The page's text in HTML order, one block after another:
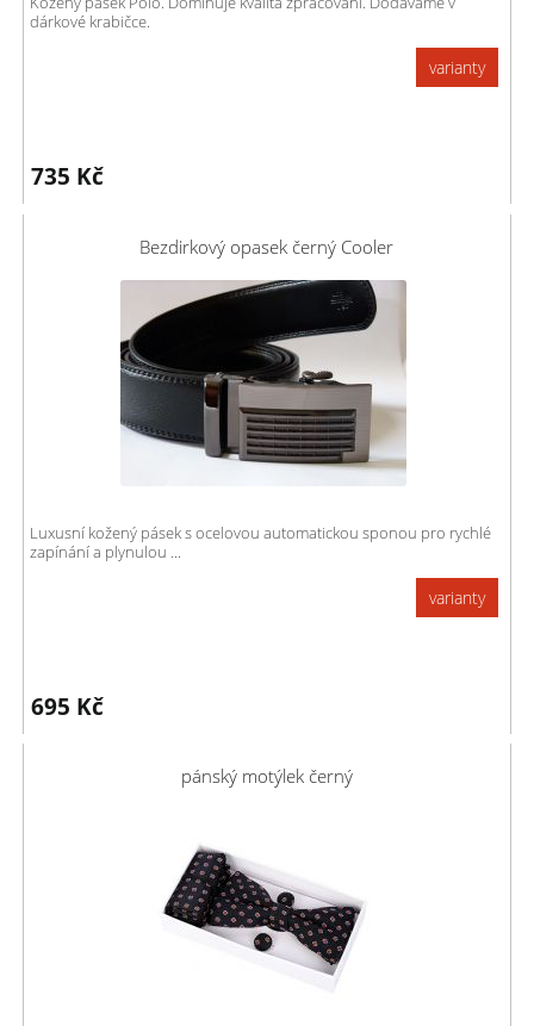
dárkové krabičce.
varianty
735 Kč
Bezdirkový opasek černý Cooler
Luxusní kožený pásek s ocelovou automatickou sponou pro rychlé
zapínání a plynulou ...
varianty
695 Kč
pánský motýlek černý